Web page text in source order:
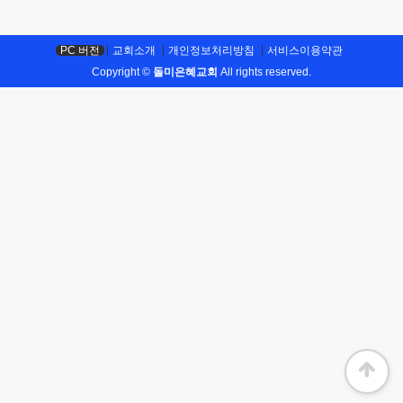
PC 버전 교회소개 개인정보처리방침
서비스이용약관
Copyright © 돌미은혜교회 All rights reserved.